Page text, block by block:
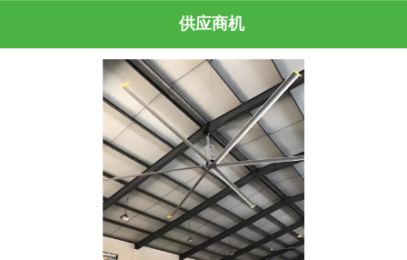
供应商机